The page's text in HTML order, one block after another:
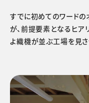
すでに初めてのワード
が、前提要素となるヒア
よ織機が並ぶ工場を見さ